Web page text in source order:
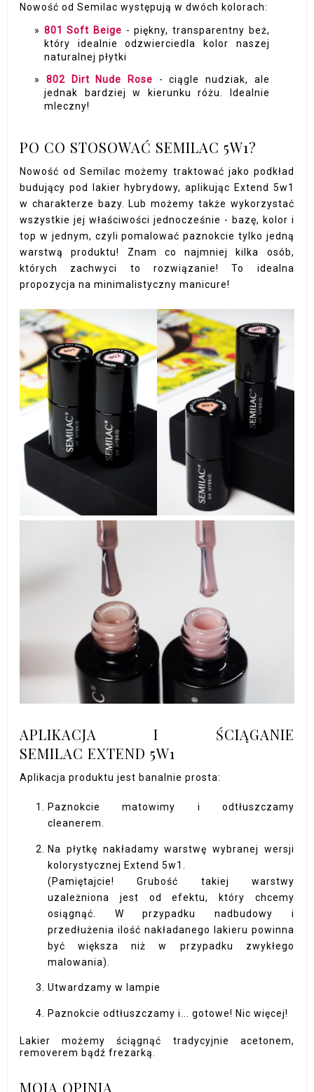
Nowość od Semilac występują w dwóch kolorach:
801 Soft Beige - piękny, transparentny beż,
który idealnie odzwierciedla kolor naszej
naturalnej płytki
802 Dirt Nude Rose - ciągle nudziak, ale
jednak bardziej w kierunku różu. Idealnie
mleczny!
PO CO STOSOWAĆ SEMILAC 5W1?
Nowość od Semilac możemy traktować jako podkład
budujący pod lakier hybrydowy, aplikując Extend 5w1
w charakterze bazy. Lub możemy także wykorzystać
wszystkie jej właściwości jednocześnie - bazę, kolor i
top w jednym, czyli pomalować paznokcie tylko jedną
warstwą produktu! Znam co najmniej kilka osób,
których zachwyci to rozwiązanie! To idealna
propozycja na minimalistyczny manicure!
APLIKACJA I ŚCIĄGANIE
SEMILAC EXTEND 5W1
Aplikacja produktu jest banalnie prosta:
Paznokcie matowimy i odtłuszczamy
cleanerem.
Na płytkę nakładamy warstwę wybranej wersji
kolorystycznej Extend 5w1.
(Pamiętajcie! Grubość takiej warstwy
uzależniona jest od efektu, który chcemy
osiągnąć. W przypadku nadbudowy i
przedłużenia ilość nakładanego lakieru powinna
być większa niż w przypadku zwykłego
malowania).
Utwardzamy w lampie
Paznokcie odtłuszczamy i... gotowe! Nic więcej!
Lakier możemy ściągnąć tradycyjnie acetonem,
removerem bądź frezarką.
MOJA OPINIA